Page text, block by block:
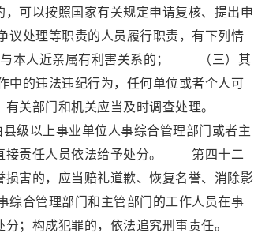
可以按照国家有关规定申请复核、提出申
处理等职责的人员履行职责，有下列情
本人近亲属有利害关系的； （三）其
的违法违纪行为，任何单位或者个人可
，有关部门和机关应当及时调查处理。
以上事业单位人事综合管理部门或者主
直接责任人员依法给予处分。 第四十二
害的，应当赔礼道歉、恢复名誉、消除影
合管理部门和主管部门的工作人员在事
；构成犯罪的，依法追究刑事责任。